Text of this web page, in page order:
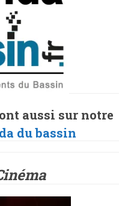
aussi sur notre
du bassin